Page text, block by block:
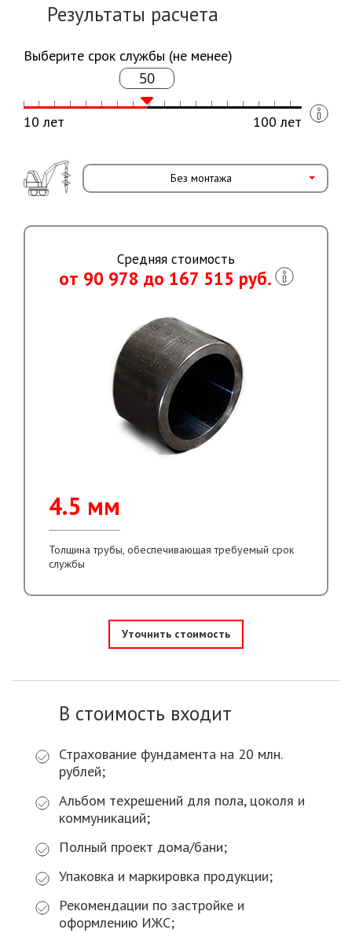
Результаты расчета
Выберите срок службы (не менее)
50
10 лет 100 лет
Без монтажа
Средняя стоимость
от 90 978 до 167 515 руб.
4.5 мм
Толщина трубы, обеспечивающая требуемый срок
службы
Уточнить стоимость
В стоимость входит
Страхование фундамента на 20 млн.
рублей;
Альбом техрешений для пола, цоколя и
коммуникаций;
Полный проект дома/бани;
Упаковка и маркировка продукции;
Рекомендации по застройке и
оформлению ИЖС;